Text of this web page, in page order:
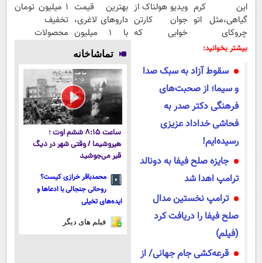
این کرم
گیاهی،مثل اتو
چروکای
پوستتوصاف
ویدیو هولناک از
جوان کارتن
خوابی که
بهترین قیمت
داروهای لاغری،
با ۱ میلیون
تخفیف و ارسال
از داروخانه‌
۱ میلیون تومان
تخفیف
محصولات
شروع کاهش
وزن
بیشتر بخوانید:
سقوط آزاد به سبک صدا
و سیما؛ از صحبت‌های
فرهنگی دکتر صدر به
فحاشی خداداد عزیزی
رسیده‌ایم!
جایزه صلح فیفا به دونالد
ترامپ اهدا شد
ترامپ نخستین مدال
صلح فیفا را دریافت کرد
(فیلم)
قرعه‌کشی جام جهانی/ از
تماشاخانه
ساعت ۸:۱۵ ششم اوت ؛
هیروشیما / وقتی شهر در دیگ
قیر می‌جوشید
محمدباقر خرازی کیست؟
روحانی جنجالی با ادعاها و
ایده‌های تخیلی
فیلم های دیگر